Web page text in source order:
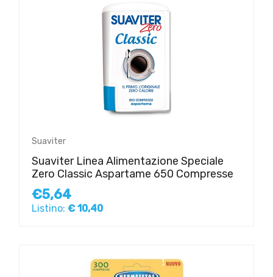
Suaviter
Suaviter Linea Alimentazione Speciale
Zero Classic Aspartame 650 Compresse
€5,64
Listino: € 10,40